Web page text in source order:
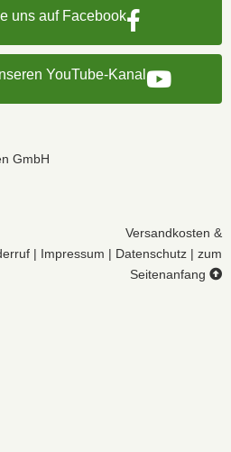
uns auf Facebook
YouTube-Kanal
GmbH
Versandkosten &
| Impressum | Datenschutz | zum
Seitenanfang